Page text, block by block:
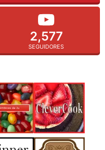
2,577
SEGUIDORES